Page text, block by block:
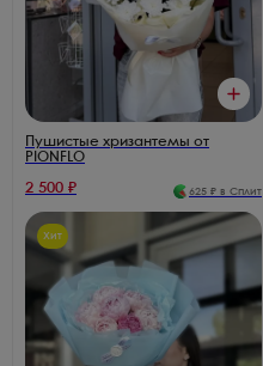
Пушистые хризантемы от
PIONFLO
2 500 ₽ 625 ₽ в Сплит
Хит